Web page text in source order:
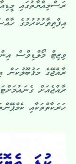
ރަސްމިއްޔާތުގައި
އިފްތިތާހުކުރުމުގެ
ވިޒިޓް މޯލްޑިވްސް
ރާއްޖޭގެ މަޤުބޫލުކަން
ރާއްޖެއަށް
ހަރަކާތްތަކާއި